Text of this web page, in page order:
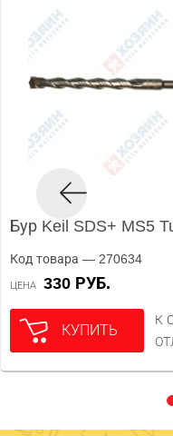
Бур Keil SDS+ MS5
Код товара — 270634
ЦЕНА 330 РУБ.
КУПИТЬ
К